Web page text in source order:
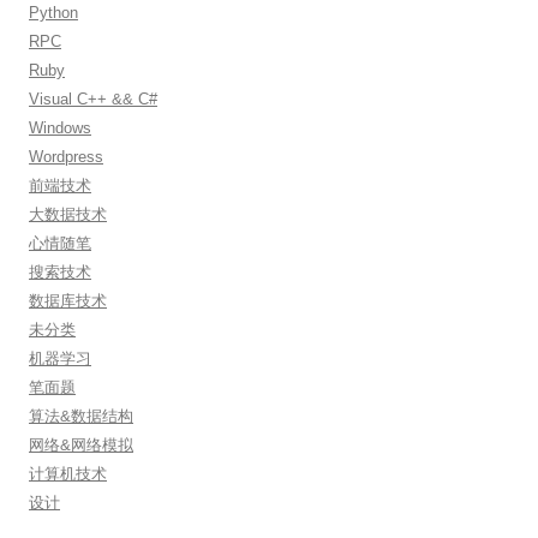
Python
RPC
Ruby
Visual C++ && C#
Windows
Wordpress
前端技术
大数据技术
心情随笔
搜索技术
数据库技术
未分类
机器学习
笔面题
算法&数据结构
网络&网络模拟
计算机技术
设计